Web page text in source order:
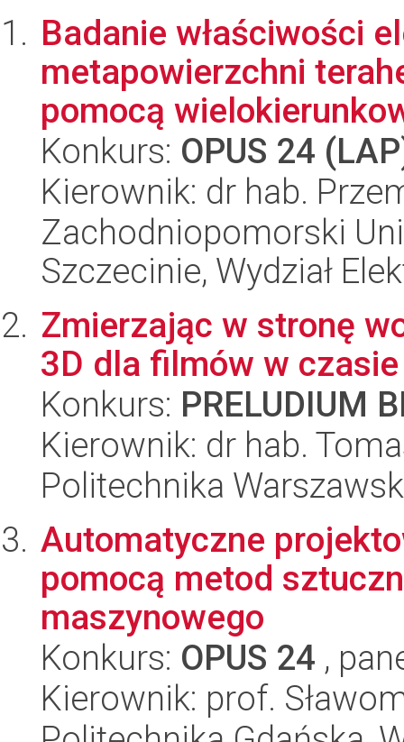
Badanie właściwości
metapowierzchni
pomocą
Konkurs: OPUS 24
Kierownik: dr hab.
Zachodniopomorski
Szczecinie, Wydział
Zmierzając w stronę
3D dla filmów w
Konkurs: PRELUDIUM
Kierownik: dr hab.
Politechnika
Automatyczne
pomocą metod
maszynowego
Konkurs: OPUS 24 ,
Kierownik: prof.